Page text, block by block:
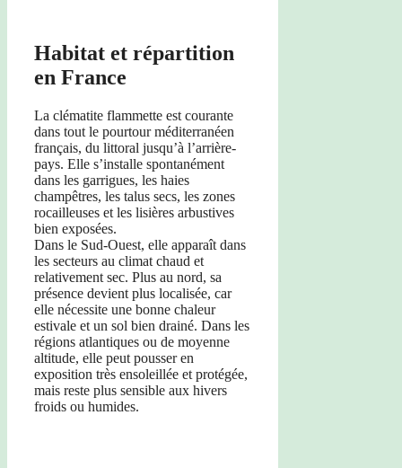
Habitat et répartition
en France
La clématite flammette est courante
dans tout le pourtour méditerranéen
français, du littoral jusqu’à l’arrière-
pays. Elle s’installe spontanément
dans les garrigues, les haies
champêtres, les talus secs, les zones
rocailleuses et les lisières arbustives
bien exposées.
Dans le Sud-Ouest, elle apparaît dans
les secteurs au climat chaud et
relativement sec. Plus au nord, sa
présence devient plus localisée, car
elle nécessite une bonne chaleur
estivale et un sol bien drainé. Dans les
régions atlantiques ou de moyenne
altitude, elle peut pousser en
exposition très ensoleillée et protégée,
mais reste plus sensible aux hivers
froids ou humides.